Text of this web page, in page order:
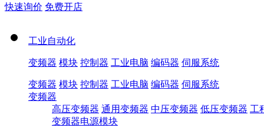
快速询价 免费开店
工业自动化
变频器 模块 控制器 工业电脑 编码器 伺服系统
变频器 模块 控制器 工业电脑 编码器 伺服系统
变频器
高压变频器 通用变频器 中压变频器 低压变频器 工
变频器电源模块